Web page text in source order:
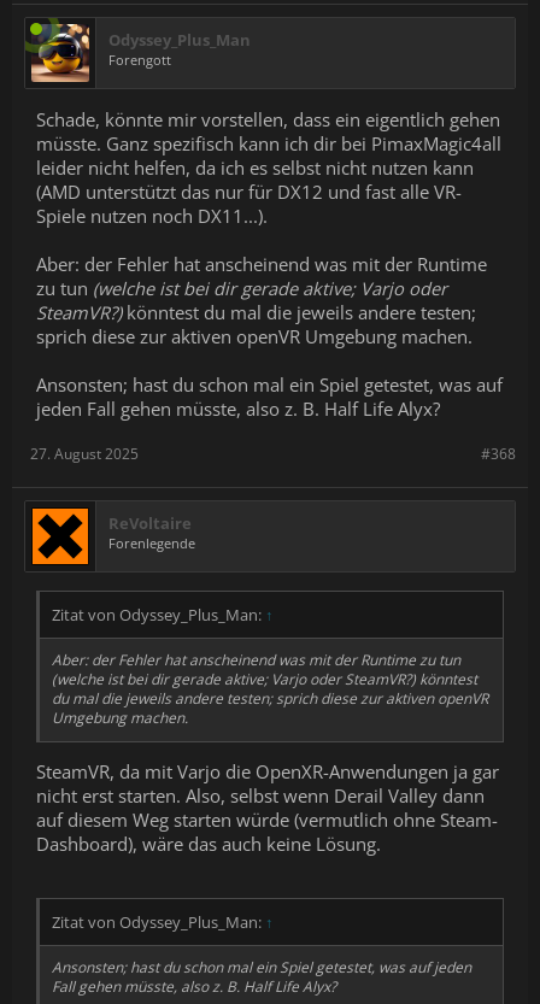
Odyssey_Plus_Man
Forengott
Schade, könnte mir vorstellen, dass ein eigentlich gehen
müsste. Ganz spezifisch kann ich dir bei PimaxMagic4all
leider nicht helfen, da ich es selbst nicht nutzen kann
(AMD unterstützt das nur für DX12 und fast alle VR-
Spiele nutzen noch DX11...).
Aber: der Fehler hat anscheinend was mit der Runtime
zu tun (welche ist bei dir gerade aktive; Varjo oder
SteamVR?)könntest du mal die jeweils andere testen;
sprich diese zur aktiven openVR Umgebung machen.
Ansonsten; hast du schon mal ein Spiel getestet, was auf
jeden Fall gehen müsste, also z. B. Half Life Alyx?
#368
27. August 2025
ReVoltaire
Forenlegende
Zitat von Odyssey_Plus_Man: ↑
Aber: der Fehler hat anscheinend was mit der Runtime zu tun
(welche ist bei dir gerade aktive; Varjo oder SteamVR?) könntest
du mal die jeweils andere testen; sprich diese zur aktiven openVR
Umgebung machen.
SteamVR, da mit Varjo die OpenXR-Anwendungen ja gar
nicht erst starten. Also, selbst wenn Derail Valley dann
auf diesem Weg starten würde (vermutlich ohne Steam-
Dashboard), wäre das auch keine Lösung.
Zitat von Odyssey_Plus_Man: ↑
Ansonsten; hast du schon mal ein Spiel getestet, was auf jeden
Fall gehen müsste, also z. B. Half Life Alyx?